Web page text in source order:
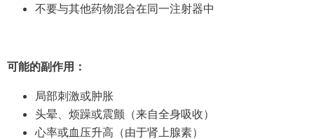
不要与其他药物混合在同一注射器中
可能的副作用：
局部刺激或肿胀
头晕、烦躁或震颤（来自全身吸收）
心率或血压升高（由于肾上腺素）